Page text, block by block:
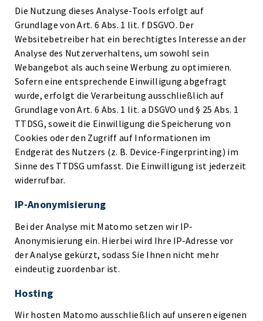
Die Nutzung dieses Analyse-Tools erfolgt auf
Grundlage von Art. 6 Abs. 1 lit. f DSGVO. Der
Websitebetreiber hat ein berechtigtes Interesse an der
Analyse des Nutzerverhaltens, um sowohl sein
Webangebot als auch seine Werbung zu optimieren.
Sofern eine entsprechende Einwilligung abgefragt
wurde, erfolgt die Verarbeitung ausschließlich auf
Grundlage von Art. 6 Abs. 1 lit. a DSGVO und § 25 Abs. 1
TTDSG, soweit die Einwilligung die Speicherung von
Cookies oder den Zugriff auf Informationen im
Endgerät des Nutzers (z. B. Device-Fingerprinting) im
Sinne des TTDSG umfasst. Die Einwilligung ist jederzeit
widerrufbar.
IP-Anonymisierung
Bei der Analyse mit Matomo setzen wir IP-
Anonymisierung ein. Hierbei wird Ihre IP-Adresse vor
der Analyse gekürzt, sodass Sie Ihnen nicht mehr
eindeutig zuordenbar ist.
Hosting
Wir hosten Matomo ausschließlich auf unseren eigenen